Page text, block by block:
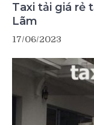
Taxi tải giá rẻ
Lãm
17/06/2023